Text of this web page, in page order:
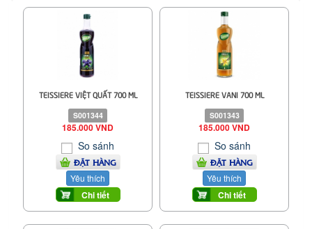
TEISSIERE VIỆT QUẤT 700 ML
S001344
185.000 VND
So sánh
ĐẶT HÀNG
Yêu thích
Chi tiết
TEISSIERE VANI 700 ML
S001343
185.000 VND
So sánh
ĐẶT HÀNG
Yêu thích
Chi tiết